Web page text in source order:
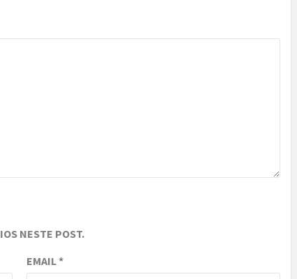
NESTE POST.
EMAIL*